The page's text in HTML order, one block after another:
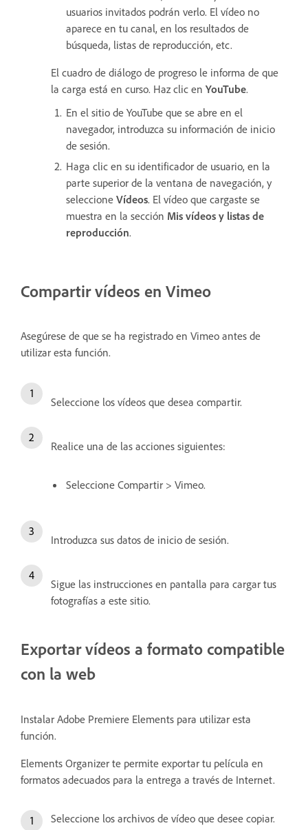
usuarios invitados podrán verlo. El vídeo no
aparece en tu canal, en los resultados de
búsqueda, listas de reproducción, etc.
El cuadro de diálogo de progreso le informa de que
la carga está en curso. Haz clic en YouTube.
En el sitio de YouTube que se abre en el
navegador, introduzca su información de inicio
de sesión.
Haga clic en su identificador de usuario, en la
parte superior de la ventana de navegación, y
seleccione Vídeos. El vídeo que cargaste se
muestra en la sección Mis vídeos y listas de
reproducción.
Compartir vídeos en Vimeo
Asegúrese de que se ha registrado en Vimeo antes de
utilizar esta función.
Seleccione los vídeos que desea compartir.
Realice una de las acciones siguientes:
Seleccione Compartir > Vimeo.
Introduzca sus datos de inicio de sesión.
Sigue las instrucciones en pantalla para cargar tus
fotografías a este sitio.
Exportar vídeos a formato compatible
con la web
Instalar Adobe Premiere Elements para utilizar esta
función.
Elements Organizer te permite exportar tu película en
formatos adecuados para la entrega a través de Internet.
Seleccione los archivos de vídeo que desee copiar.